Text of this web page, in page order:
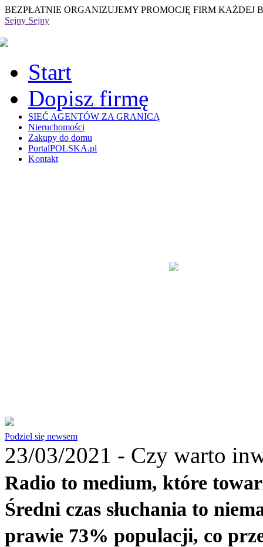
BEZPŁATNIE ORGANIZUJEMY PROMOCJĘ FIRM KAŻDEJ
Sejny Sejny
Start
Dopisz firmę
SIEĆ AGENTÓW ZA GRANICĄ
Nieruchomości
Zakupy do domu
PortalPOLSKA.pl
Kontakt
Podziel się newsem
23/03/2021 - Czy warto
Radio to medium, które
Średni czas słuchania to
prawie 73% populacji, co